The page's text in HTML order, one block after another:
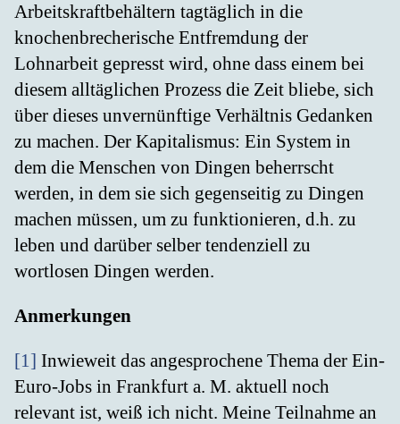
Arbeitskraftbehältern tagtäglich in die
knochenbrecherische Entfremdung der
Lohnarbeit gepresst wird, ohne dass einem bei
diesem alltäglichen Prozess die Zeit bliebe, sich
über dieses unvernünftige Verhältnis Gedanken
zu machen. Der Kapitalismus: Ein System in
dem die Menschen von Dingen beherrscht
werden, in dem sie sich gegenseitig zu Dingen
machen müssen, um zu funktionieren, d.h. zu
leben und darüber selber tendenziell zu
wortlosen Dingen werden.
Anmerkungen
[1] Inwieweit das angesprochene Thema der Ein-
Euro-Jobs in Frankfurt a. M. aktuell noch
relevant ist, weiß ich nicht. Meine Teilnahme an